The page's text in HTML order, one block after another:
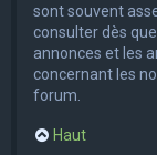
sont souvent
consulter dès
annonces et les
concernant les
forum.
Haut